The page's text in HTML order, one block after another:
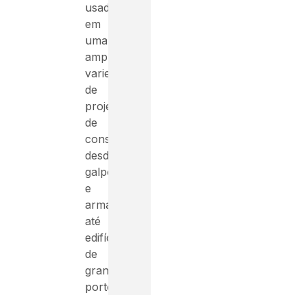
usadas
em
uma
ampla
variedade
de
projetos
de
construção,
desde
galpões
e
armazéns
até
edifícios
de
grande
porte.